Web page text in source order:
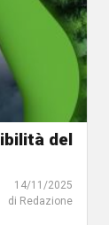
del
14/11/2025
di Redazione